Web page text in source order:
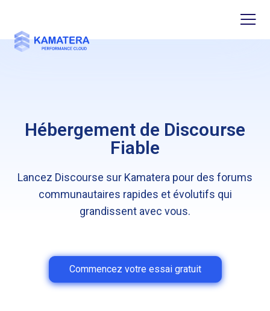
Hébergement de Discourse
Fiable
Lancez Discourse sur Kamatera pour des forums
communautaires rapides et évolutifs qui
grandissent avec vous.
Commencez votre essai gratuit